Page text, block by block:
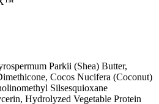
Parkii (Shea) Butter,
Cocos Nucifera (Coconut)
Silsesquioxane
Hydrolyzed Vegetable Protein